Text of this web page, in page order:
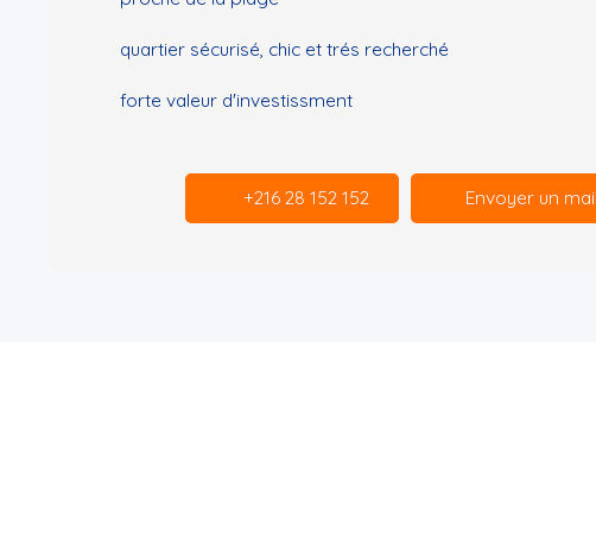
quartier sécurisé, chic et trés recherché
forte valeur d'investissment
+216 28 152 152 Envoyer un mail